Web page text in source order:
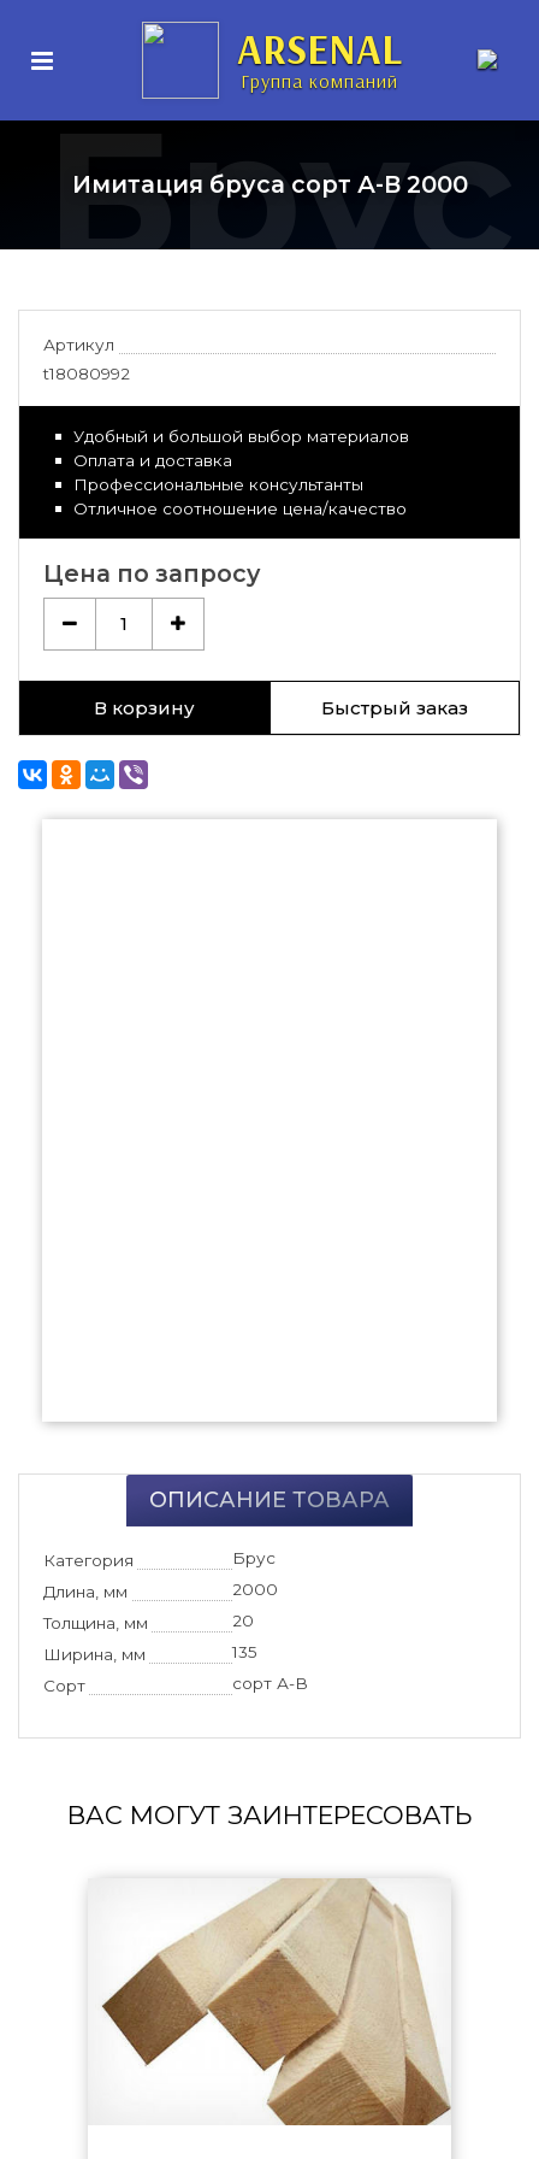
ARSENAL
Группа компаний
Брус
Имитация бруса сорт А-В 2000
Артикул
t18080992
Удобный и большой выбор материалов
Оплата и доставка
Профессиональные консультанты
Отличное соотношение цена/качество
Цена по запросу
1
В корзину Быстрый заказ
ОПИСАНИЕ ТОВАРА
Категория
Брус
Длина, мм
2000
Толщина, мм
20
Ширина, мм
135
Сорт
сорт А-В
ВАС МОГУТ ЗАИНТЕРЕСОВАТЬ